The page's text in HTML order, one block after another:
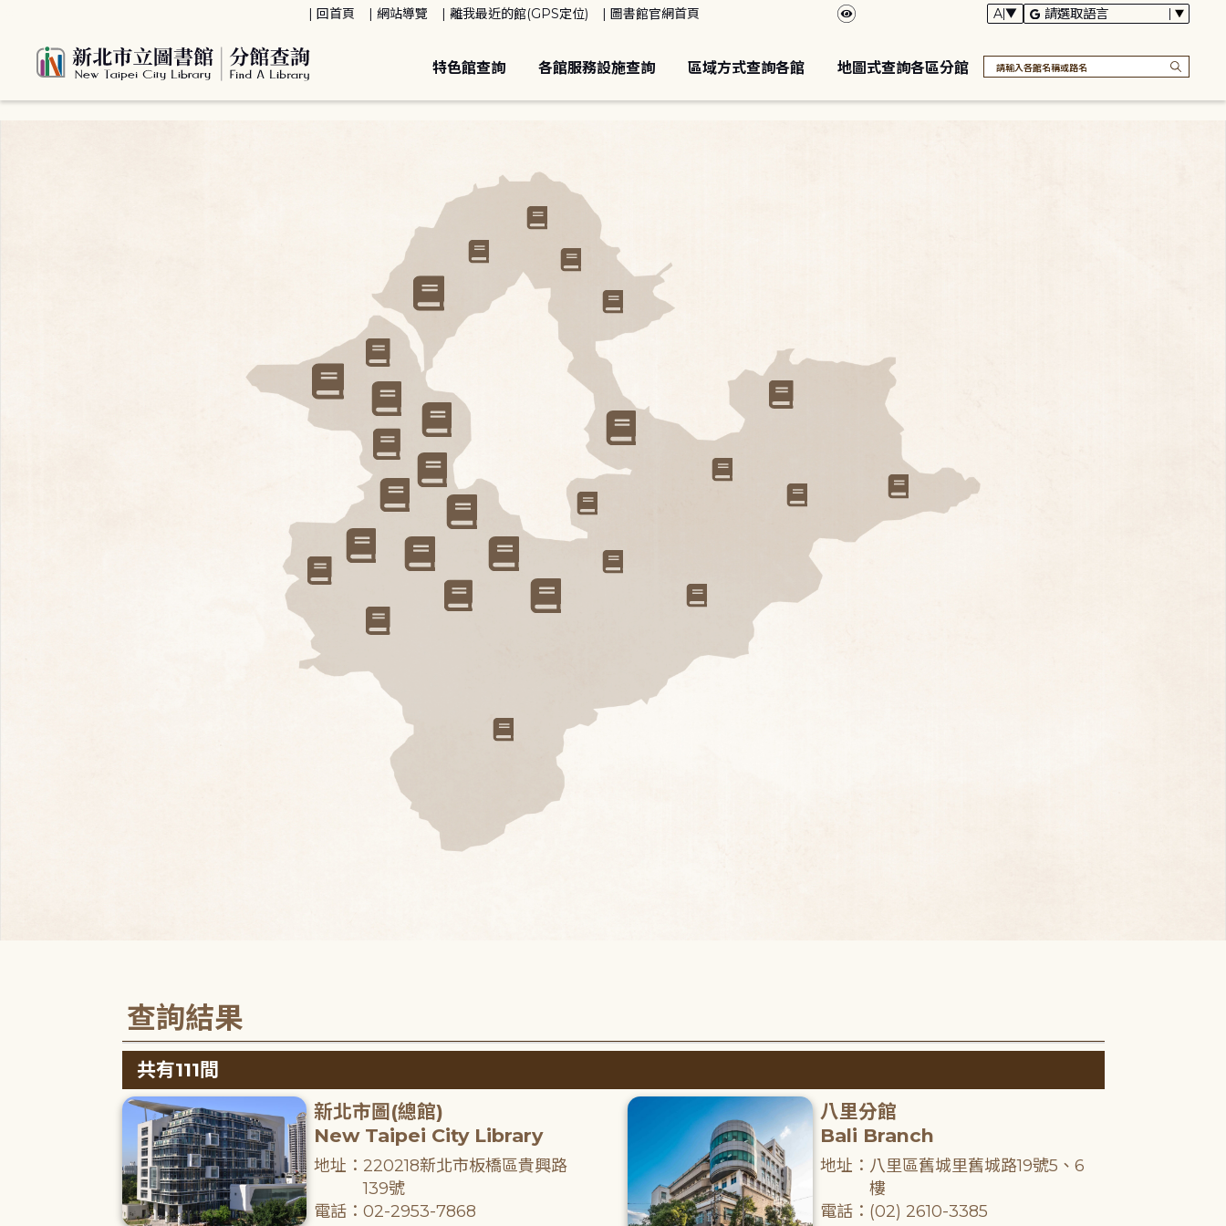
回首頁 網站導覽 離我最近的館(GPS定位) 圖書館官網首頁
特色館查詢 各館服務設施查詢 區域方式查詢各館 地圖式查詢各區分館
查詢結果
共有111間
新北市圖(總館)
New Taipei City Library
地址：220218新北市板橋區貴興路
139號
電話：02-2953-7868
八里分館
Bali Branch
地址：八里區舊城里舊城路19號5、6
樓
電話：(02) 2610-3385